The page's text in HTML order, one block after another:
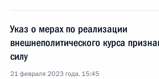
Указ о мерах по реализации
внешнеполитического курса
силу
21 февраля 2023 года, 15:45